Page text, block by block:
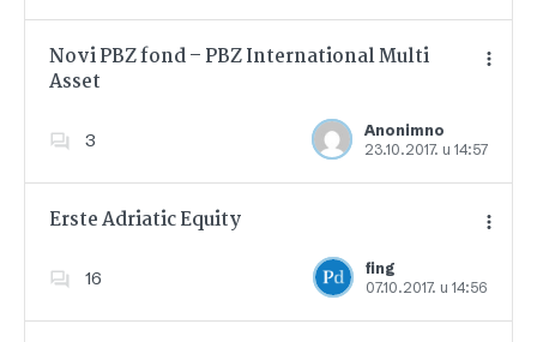
Novi PBZ fond – PBZ International Multi
Asset
3
Anonimno
23.10.2017. u 14:57
Dodajte u favorite
Erste Adriatic Equity
16
fing
07.10.2017. u 14:56
Dodajte u favorite